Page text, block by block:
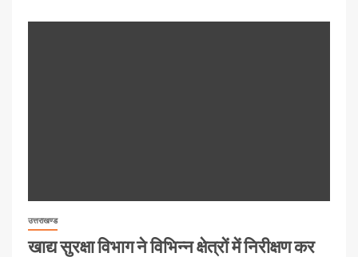
उत्तराखण्ड
खाद्य सुरक्षा विभाग ने विभिन्न क्षेत्रों में निरीक्षण कर